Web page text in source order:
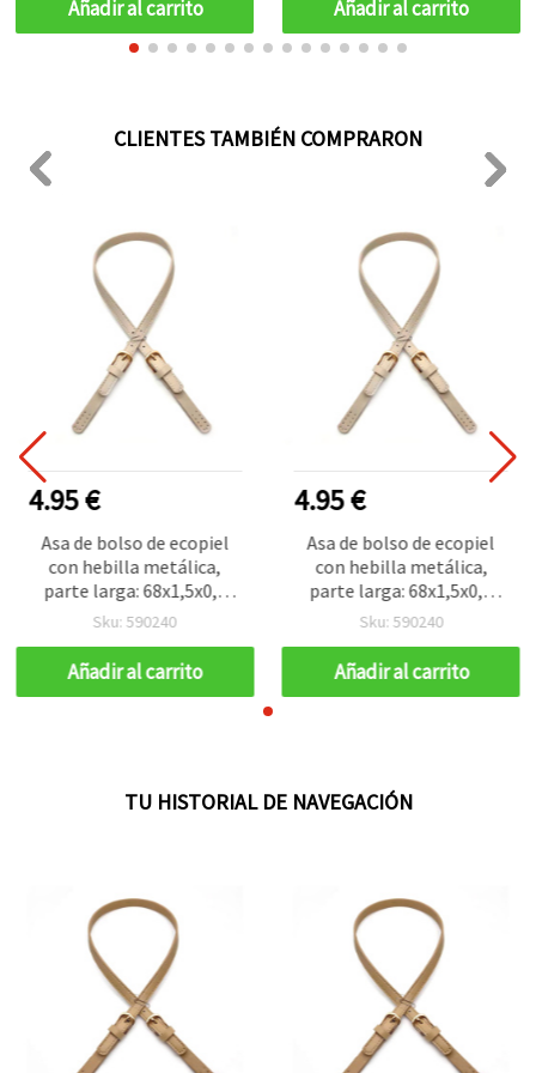
Añadir al carrito Añadir al carrito
CLIENTES TAMBIÉN COMPRARON
4.95 €
Asa de bolso de ecopiel
con hebilla metálica,
parte larga: 68x1,5x0,4
cm, parte corta:
capuchino claro - set de 3
piezas
Sku: 590240
Añadir al carrito
4.95 €
Asa de bolso de ecopiel
con hebilla metálica,
parte larga: 68x1,5x0,4
cm, parte corta:
capuchino claro - set de 3
piezas
Sku: 590240
Añadir al carrito
TU HISTORIAL DE NAVEGACIÓN